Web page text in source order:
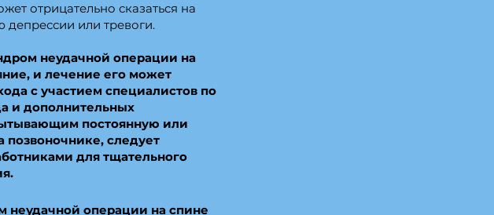
отрицательно сказаться на
или тревоги.
неудачной операции на
и лечение его может
с участием специалистов по
и дополнительных
постоянную или
следует
для тщательного
операции на спине